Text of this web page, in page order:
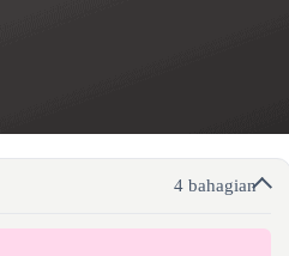
4 bahagian